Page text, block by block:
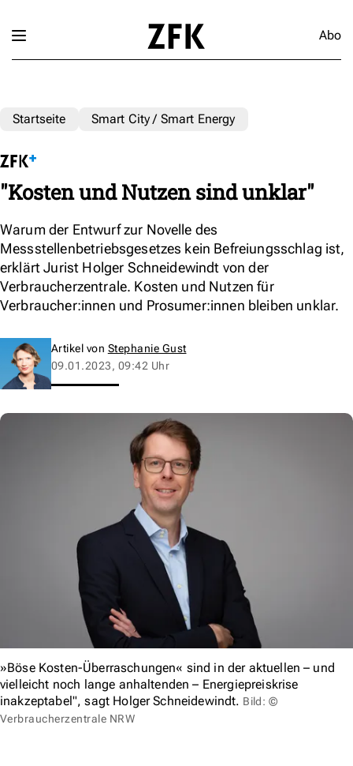
Abo
Startseite Smart City / Smart Energy
"Kosten und Nutzen sind unklar"
Warum der Entwurf zur Novelle des
Messstellenbetriebsgesetzes kein Befreiungsschlag ist,
erklärt Jurist Holger Schneidewindt von der
Verbraucherzentrale. Kosten und Nutzen für
Verbraucher:innen und Prosumer:innen bleiben unklar.
Artikel von Stephanie Gust
09.01.2023, 09:42 Uhr
»Böse Kosten-Überraschungen« sind in der aktuellen – und
vielleicht noch lange anhaltenden – Energiepreiskrise
inakzeptabel", sagt Holger Schneidewindt. Bild: ©
Verbraucherzentrale NRW